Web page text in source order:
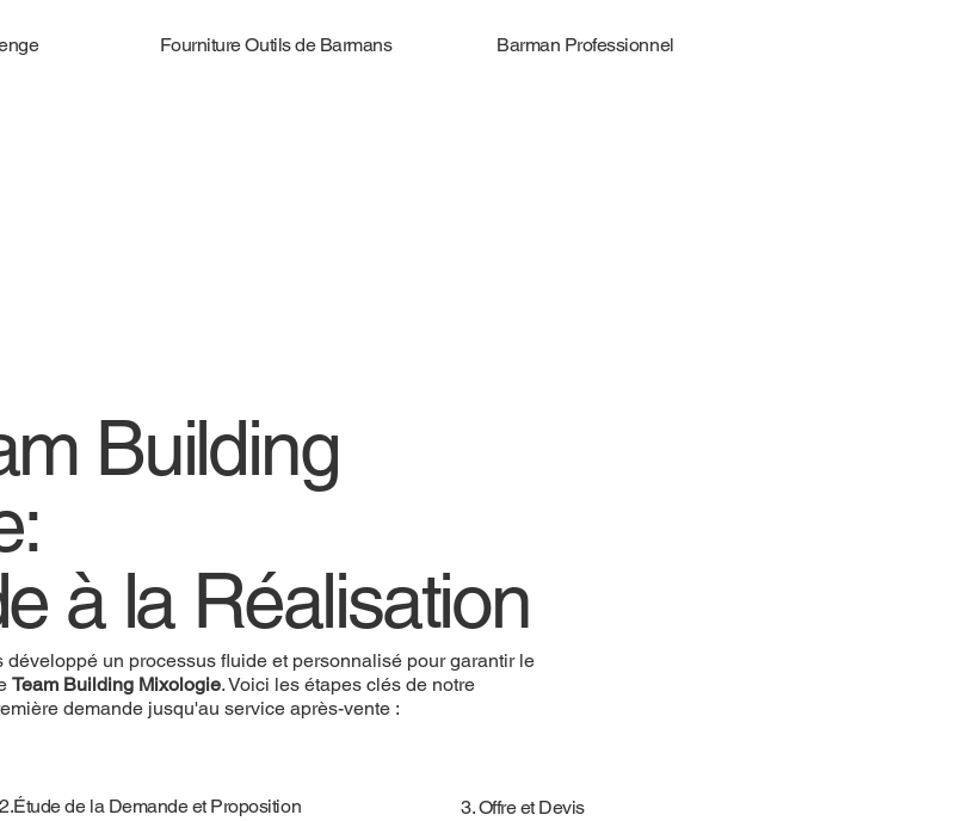
Fourniture Outils de Barmans Barman Professionnel
Building
à la Réalisation
développé un processus fluide et personnalisé pour garantir le
Team Building Mixologie. Voici les étapes clés de notre
demande jusqu'au service après-vente :
2.Étude de la Demande et Proposition
3. Offre et Devis